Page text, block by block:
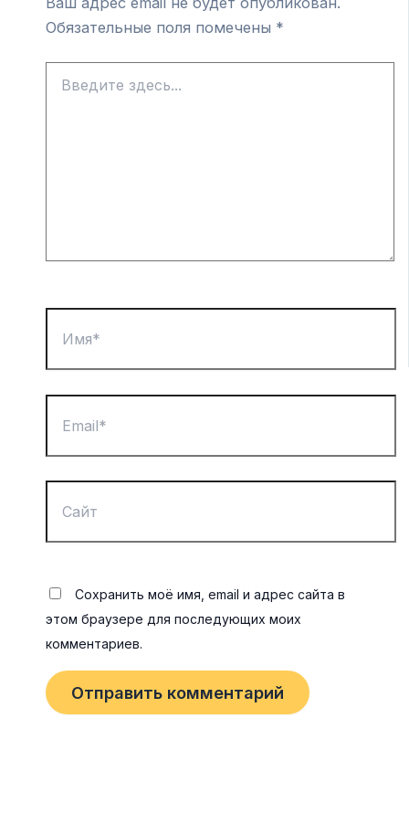
Обязательные поля помечены *
здесь...
Сохранить моё имя, email и адрес сайта в
этом браузере для последующих моих
комментариев.